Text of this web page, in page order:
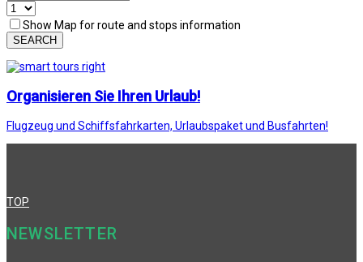
Show Map for route and stops information
SEARCH
Organisieren Sie Ihren Urlaub!
Flugzeug und Schiffsfahrkarten, Urlaubspaket und Busfahrten!
TOP
NEWSLETTER